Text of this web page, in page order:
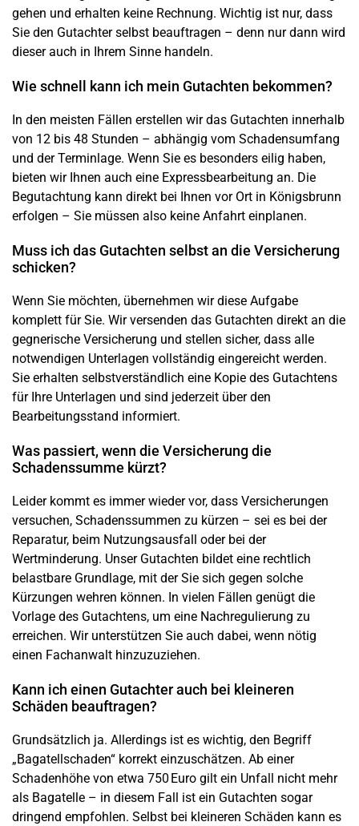
gehen und erhalten keine Rechnung. Wichtig ist nur, dass
Sie den Gutachter selbst beauftragen – denn nur dann wird
dieser auch in Ihrem Sinne handeln.
Wie schnell kann ich mein Gutachten bekommen?
In den meisten Fällen erstellen wir das Gutachten innerhalb
von 12 bis 48 Stunden – abhängig vom Schadensumfang
und der Terminlage. Wenn Sie es besonders eilig haben,
bieten wir Ihnen auch eine Expressbearbeitung an. Die
Begutachtung kann direkt bei Ihnen vor Ort in Königsbrunn
erfolgen – Sie müssen also keine Anfahrt einplanen.
Muss ich das Gutachten selbst an die Versicherung
schicken?
Wenn Sie möchten, übernehmen wir diese Aufgabe
komplett für Sie. Wir versenden das Gutachten direkt an die
gegnerische Versicherung und stellen sicher, dass alle
notwendigen Unterlagen vollständig eingereicht werden.
Sie erhalten selbstverständlich eine Kopie des Gutachtens
für Ihre Unterlagen und sind jederzeit über den
Bearbeitungsstand informiert.
Was passiert, wenn die Versicherung die
Schadenssumme kürzt?
Leider kommt es immer wieder vor, dass Versicherungen
versuchen, Schadenssummen zu kürzen – sei es bei der
Reparatur, beim Nutzungsausfall oder bei der
Wertminderung. Unser Gutachten bildet eine rechtlich
belastbare Grundlage, mit der Sie sich gegen solche
Kürzungen wehren können. In vielen Fällen genügt die
Vorlage des Gutachtens, um eine Nachregulierung zu
erreichen. Wir unterstützen Sie auch dabei, wenn nötig
einen Fachanwalt hinzuzuziehen.
Kann ich einen Gutachter auch bei kleineren
Schäden beauftragen?
Grundsätzlich ja. Allerdings ist es wichtig, den Begriff
„Bagatellschaden“ korrekt einzuschätzen. Ab einer
Schadenhöhe von etwa 750 Euro gilt ein Unfall
nicht mehr
als Bagatelle – in diesem Fall ist ein Gutachten sogar
dringend empfohlen. Selbst bei kleineren Schäden kann es